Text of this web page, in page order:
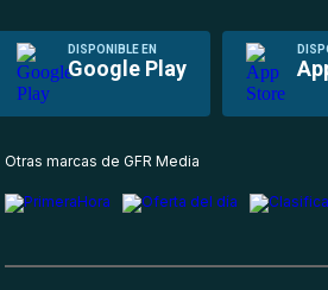
DISPONIBLE EN
Google Play
Otras marcas de GFR Media